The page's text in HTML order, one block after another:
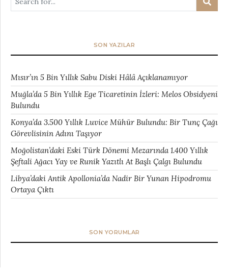
SON YAZILAR
Mısır’ın 5 Bin Yıllık Sabu Diski Hâlâ Açıklanamıyor
Muğla’da 5 Bin Yıllık Ege Ticaretinin İzleri: Melos Obsidyeni
Bulundu
Konya’da 3.500 Yıllık Luvice Mühür Bulundu: Bir Tunç Çağı
Görevlisinin Adını Taşıyor
Moğolistan’daki Eski Türk Dönemi Mezarında 1.400 Yıllık
Şeftali Ağacı Yay ve Runik Yazıtlı At Başlı Çalgı Bulundu
Libya’daki Antik Apollonia’da Nadir Bir Yunan Hipodromu
Ortaya Çıktı
SON YORUMLAR